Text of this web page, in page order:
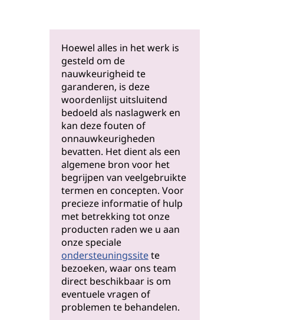
Hoewel alles in het werk is
gesteld om de
nauwkeurigheid te
garanderen, is deze
woordenlijst uitsluitend
bedoeld als naslagwerk en
kan deze fouten of
onnauwkeurigheden
bevatten. Het dient als een
algemene bron voor het
begrijpen van veelgebruikte
termen en concepten. Voor
precieze informatie of hulp
met betrekking tot onze
producten raden we u aan
onze speciale
ondersteuningssitete
bezoeken, waar ons team
direct beschikbaar is om
eventuele vragen of
problemen te behandelen.